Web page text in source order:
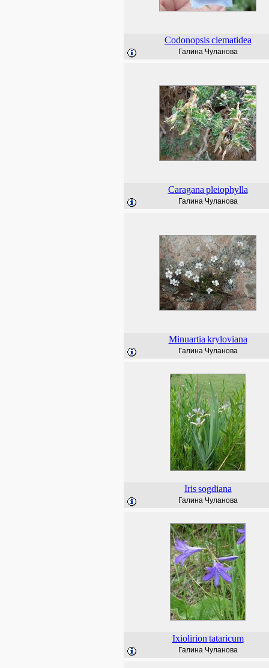
Codonopsis clematidea
Галина Чуланова
Caragana pleiophylla
Галина Чуланова
Minuartia kryloviana
Галина Чуланова
Iris sogdiana
Галина Чуланова
Ixiolirion tataricum
Галина Чуланова